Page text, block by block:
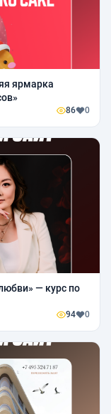
ярмарка
86 0
— курс по
94 0